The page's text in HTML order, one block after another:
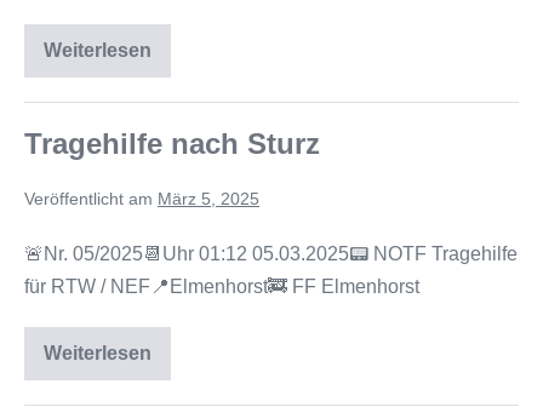
Weiterlesen
Tragehilfe nach Sturz
Veröffentlicht am März 5, 2025
🚨Nr. 05/2025📆Uhr 01:12 05.03.2025📟 NOTF Tragehilfe
für RTW / NEF📍Elmenhorst🚒 FF Elmenhorst
Weiterlesen